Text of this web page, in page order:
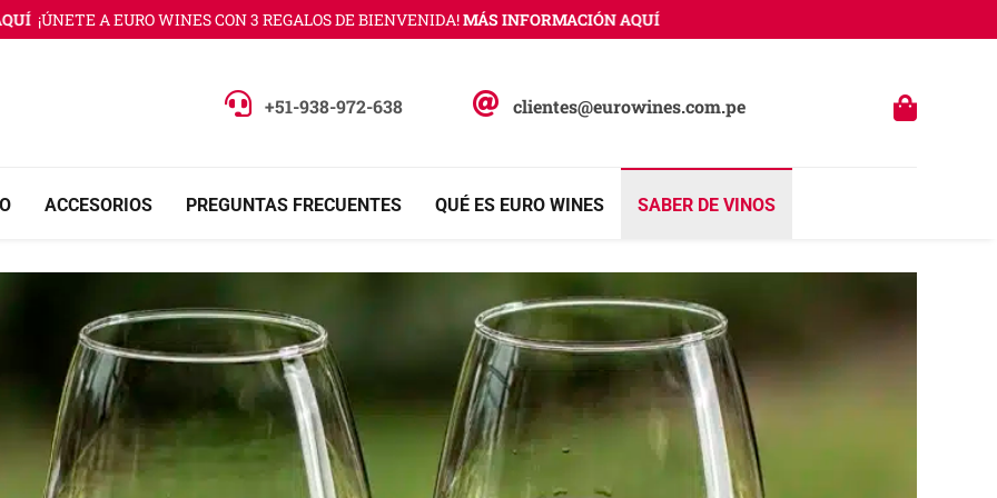
¡ÚNETE A EURO WINES CON 3 REGALOS DE BIENVENIDA!MÁS INFORMACIÓN AQUÍ
+51-938-972-638 clientes@eurowines.com.pe
ACCESORIOS PREGUNTAS FRECUENTES QUÉ ES EURO WINES SABER DE VINOS